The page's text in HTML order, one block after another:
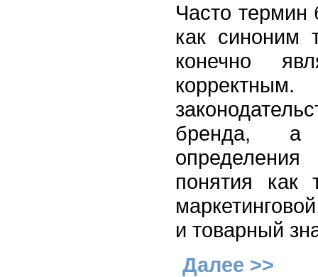
Часто термин
как синоним
конечно
бренда, а
понятия как
и товарный
Далее >>